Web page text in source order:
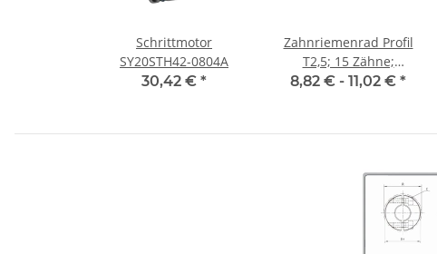
Schrittmotor
SY20STH42-0804A
30,42 € *
Zahnriemenrad Profil
T2,5; 15 Zähne;
Riemenbreite 6 mm
8,82 € - 11,02 € *